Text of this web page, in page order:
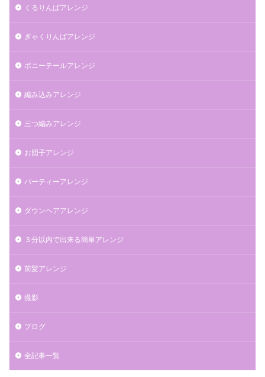
くるりんぱアレンジ
ぎゃくりんぱアレンジ
ポニーテールアレンジ
編み込みアレンジ
三つ編みアレンジ
お団子アレンジ
パーティーアレンジ
ダウンヘアアレンジ
３分以内で出来る簡単アレンジ
前髪アレンジ
撮影
ブログ
全記事一覧